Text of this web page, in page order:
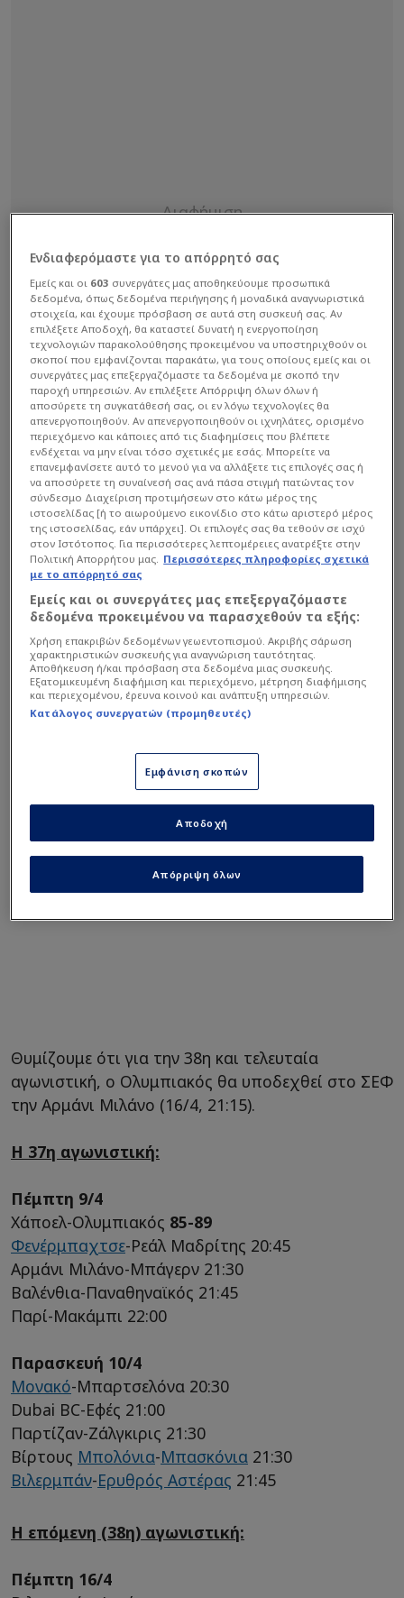
Οι Πειραιώτες αγγίζουν πλέον την πρώτη θέση
της κανονικής περιόδου, την οποία μπορούν να
κλειδώσουν απόψε κιόλας, αν οΠαναθηναϊκός
νικήσει στη Βαλένθια, ενώ την ίδια στιγμή...
βοήθησαν το Τριφύλλι να μπορεί να πιάσει τους
Ισραηλινούς αν νικήσει στην Ισπανία σε λίγη ώρα!
Σε περίπτωση νίκης της Βαλένθια, ο Ολυμπιακός
θα θέλει είτε νίκη επί της Αρμάνι Μιλάνο, είτε
λυγίσει από τους Ιταλούς στο γήπεδό του.
Θυμίζουμε ότι για την 38η και τελευταία
αγωνιστική, ο Ολυμπιακός θα υποδεχθεί στο ΣΕΦ
την Αρμάνι Μιλάνο (16/4, 21:15).
Η 37η αγωνιστική:
Πέμπτη 9/4
Χάποελ-Ολυμπιακός 85-89
Φενέρμπαχτσε-Ρεάλ Μαδρίτης 20:45
Αρμάνι Μιλάνο-Μπάγερν 21:30
Βαλένθια-Παναθηναϊκός 21:45
Παρί-Μακάμπι 22:00
Παρασκευή 10/4
Μονακό-Μπαρτσελόνα 20:30
Dubai BC-Εφές 21:00
Παρτίζαν-Ζάλγκιρις 21:30
Βίρτους Μπολόνια-Μπασκόνια 21:30
Βιλερμπάν-Ερυθρός Αστέρας 21:45
Η επόμενη (38η) αγωνιστική:
Πέμπτη 16/4
Ενδιαφερόμαστε για το απόρρητό σας
Εμείς και οι 603 συνεργάτες μας αποθηκεύουμε προσωπικά
δεδομένα, όπως δεδομένα περιήγησης ή μοναδικά αναγνωριστικά
στοιχεία, και έχουμε πρόσβαση σε αυτά στη συσκευή σας. Αν
επιλέξετε Αποδοχή, θα καταστεί δυνατή η ενεργοποίηση
τεχνολογιών παρακολούθησης προκειμένου να υποστηριχθούν οι
σκοποί που εμφανίζονται παρακάτω, για τους οποίους εμείς και οι
συνεργάτες μας επεξεργαζόμαστε τα δεδομένα με σκοπό την
παροχή υπηρεσιών. Αν επιλέξετε Απόρριψη όλων όλων ή
αποσύρετε τη συγκατάθεσή σας, οι εν λόγω τεχνολογίες θα
απενεργοποιηθούν. Αν απενεργοποιηθούν οι ιχνηλάτες, ορισμένο
περιεχόμενο και κάποιες από τις διαφημίσεις που βλέπετε
ενδέχεται να μην είναι τόσο σχετικές με εσάς. Μπορείτε να
επανεμφανίσετε αυτό το μενού για να αλλάξετε τις επιλογές σας ή
να αποσύρετε τη συναίνεσή σας ανά πάσα στιγμή πατώντας τον
σύνδεσμο Διαχείριση προτιμήσεων στο κάτω μέρος της
ιστοσελίδας [ή το αιωρούμενο εικονίδιο στο κάτω αριστερό μέρος
της ιστοσελίδας, εάν υπάρχει]. Οι επιλογές σας θα τεθούν σε ισχύ
στον Ιστότοπος. Για περισσότερες λεπτομέρειες ανατρέξτε στην
Πολιτική Απορρήτου μας. Περισσότερες πληροφορίες σχετικά
με το απόρρητό σας
Εμείς και οι συνεργάτες μας επεξεργαζόμαστε
δεδομένα προκειμένου να παρασχεθούν τα εξής:
Χρήση επακριβών δεδομένων γεωεντοπισμού. Ακριβής σάρωση
χαρακτηριστικών συσκευής για αναγνώριση ταυτότητας.
Αποθήκευση ή/και πρόσβαση στα δεδομένα μιας συσκευής.
Εξατομικευμένη διαφήμιση και περιεχόμενο, μέτρηση διαφήμισης
και περιεχομένου, έρευνα κοινού και ανάπτυξη υπηρεσιών.
Κατάλογος συνεργατών (προμηθευτές)
Εμφάνιση σκοπών
Απόρριψη όλων
Αποδοχή